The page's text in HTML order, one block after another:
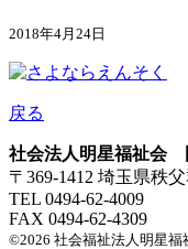
2018年4月24日
戻る
社会法人明星福祉会
〒369-1412 埼玉県秩
TEL 0494-62-4009
FAX 0494-62-4309
©2026 社会福祉法人明星福